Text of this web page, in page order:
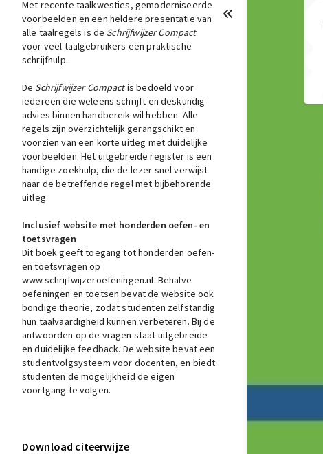
Met recente taalkwesties, gemoderniseerde
voorbeelden en een heldere presentatie van
alle taalregels is de Schrijfwijzer Compact
voor veel taalgebruikers een praktische
schrijfhulp.
De Schrijfwijzer Compactis bedoeld voor
iedereen die weleens schrijft en deskundig
advies binnen handbereik wil hebben. Alle
regels zijn overzichtelijk gerangschikt en
voorzien van een korte uitleg met duidelijke
voorbeelden. Het uitgebreide register is een
handige zoekhulp, die de lezer snel verwijst
naar de betreffende regel met bijbehorende
uitleg.
Inclusief website met honderden oefen- en
toetsvragen
Dit boek geeft toegang tot honderden oefen-
en toetsvragen op
www.schrijfwijzeroefeningen.nl. Behalve
oefeningen en toetsen bevat de website ook
bondige theorie, zodat studenten zelfstandig
hun taalvaardigheid kunnen verbeteren. Bij de
antwoorden op de vragen staat uitgebreide
en duidelijke feedback. De website bevat een
studentvolgsysteem voor docenten, en biedt
studenten de mogelijkheid de eigen
voortgang te volgen.
Download citeerwijze